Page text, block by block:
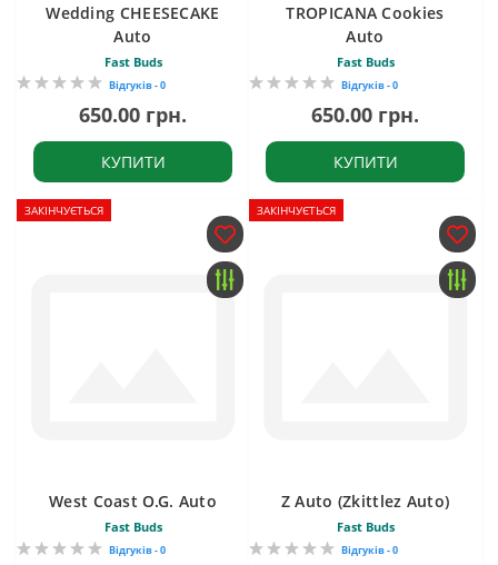
Wedding CHEESECAKE
Auto
Fast Buds
Відгуків - 0
650.00 грн.
КУПИТИ
TROPICANA Cookies
Auto
Fast Buds
Відгуків - 0
650.00 грн.
КУПИТИ
ЗАКІНЧУЄТЬСЯ
West Coast O.G. Auto
Fast Buds
Відгуків - 0
ЗАКІНЧУЄТЬСЯ
Z Auto (Zkittlez Auto)
Fast Buds
Відгуків - 0